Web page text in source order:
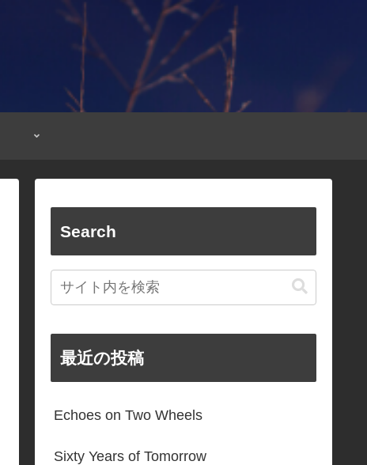
Search
最近の投稿
Echoes on Two Wheels
Sixty Years of Tomorrow